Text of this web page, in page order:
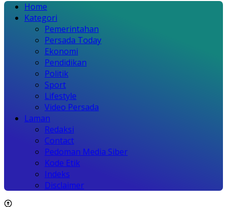
Home
Kategori
Pemerintahan
Persada Today
Ekonomi
Pendidikan
Politik
Sport
Lifestyle
Video Persada
Laman
Redaksi
Contact
Pedoman Media Siber
Kode Etik
Indeks
Disclaimer